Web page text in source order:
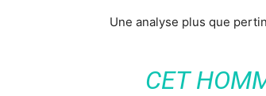
Une analyse plus que
CET